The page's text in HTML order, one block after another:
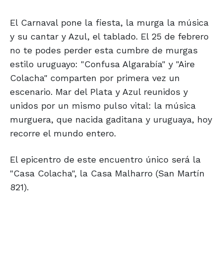
El Carnaval pone la fiesta, la murga la música
y su cantar y Azul, el tablado. El 25 de febrero
no te podes perder esta cumbre de murgas
estilo uruguayo: "Confusa Algarabía" y "Aire
Colacha" comparten por primera vez un
escenario. Mar del Plata y Azul reunidos y
unidos por un mismo pulso vital: la música
murguera, que nacida gaditana y uruguaya, hoy
recorre el mundo entero.
El epicentro de este encuentro único será la
"Casa Colacha", la Casa Malharro (San Martín
821).